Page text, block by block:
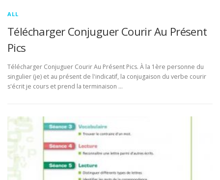
ALL
Télécharger Conjuguer Courir Au Présent
Pics
Télécharger Conjuguer Courir Au Présent Pics. À la 1ère personne du
singulier (je) et au présent de l'indicatif, la conjugaison du verbe courir
s'écrit je cours et prend la terminaison …